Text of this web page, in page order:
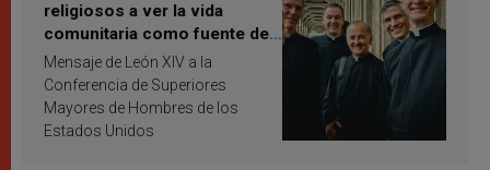
religiosos a ver la vida
comunitaria como fuente de
inspiración y santificación
Mensaje de León XIV a la
Conferencia de Superiores
Mayores de Hombres de los
Estados Unidos